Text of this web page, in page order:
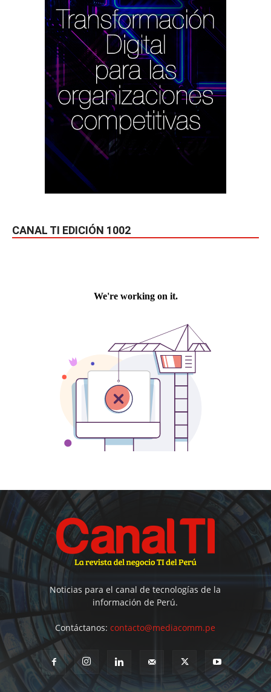
CANAL TI EDICIÓN 1002
Noticias para el canal de tecnologías de la
información de Perú.
Contáctanos:contacto@mediacomm.pe